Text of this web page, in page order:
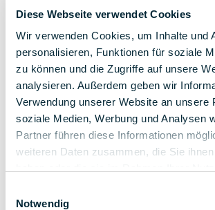
Diese Webseite verwendet Cookies
Wir verwenden Cookies, um Inhalte und
personalisieren, Funktionen für soziale
zu können und die Zugriffe auf unsere
analysieren. Außerdem geben wir
Verwendung unserer Website an unsere
soziale Medien, Werbung und Analysen
Partner führen diese Informationen
weiteren Daten zusammen, die Sie
Notwendig
Επιστροφή στην επισκόπηση